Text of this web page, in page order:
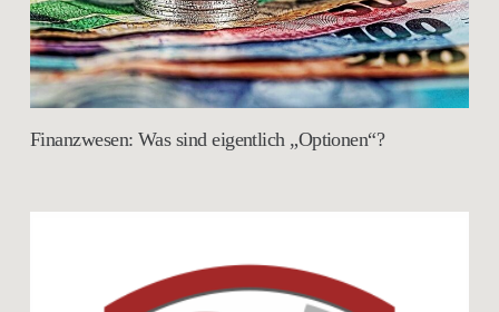
Finanzwesen: Was sind eigentlich „Optionen“?